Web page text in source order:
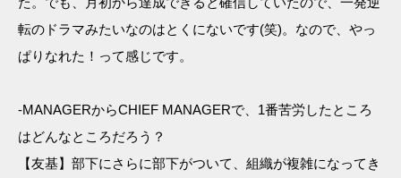
転のドラマみたいなのはとくにないです(笑)。なので、やっ
ぱりなれた！って感じです。
-MANAGERからCHIEF MANAGERで、1番苦労したところ
はどんなところだろう？
【友基】部下にさらに部下がついて、組織が複雑になってき